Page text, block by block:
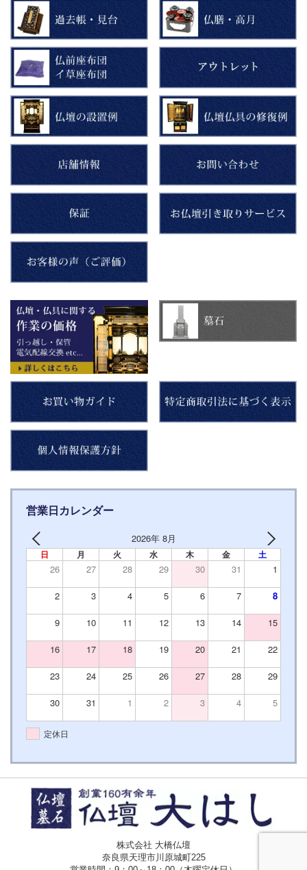
営業日カレンダー
2026年 8月
日 月 火 水 木 金 土
26 27 28 29 30 31 1
2 3 4 5 6 7 8
9 10 11 12 13 14 15
16 17 18 19 20 21 22
23 24 25 26 27 28 29
30 31 1 2 3 4 5
定休日
株式会社 大橋仏壇
奈良県天理市川原城町225